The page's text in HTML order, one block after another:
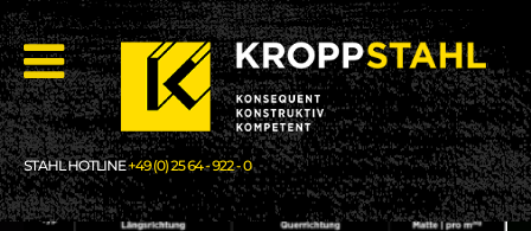
STAHL HOTLINE+49 (0) 25 64 - 922 - 0